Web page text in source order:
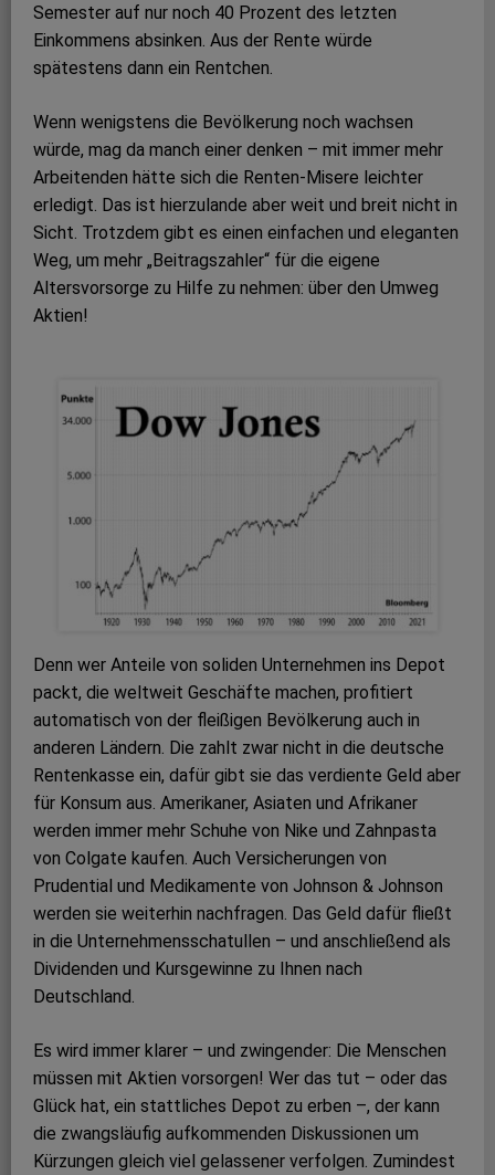
Semester auf nur noch 40 Prozent des letzten
Einkommens absinken. Aus der Rente würde
spätestens dann ein Rentchen.
Wenn wenigstens die Bevölkerung noch wachsen
würde, mag da manch einer denken – mit immer mehr
Arbeitenden hätte sich die Renten-Misere leichter
erledigt. Das ist hierzulande aber weit und breit nicht in
Sicht. Trotzdem gibt es einen einfachen und eleganten
Weg, um mehr „Beitragszahler“ für die eigene
Altersvorsorge zu Hilfe zu nehmen: über den Umweg
Aktien!
Denn wer Anteile von soliden Unternehmen ins Depot
packt, die weltweit Geschäfte machen, profitiert
automatisch von der fleißigen Bevölkerung auch in
anderen Ländern. Die zahlt zwar nicht in die deutsche
Rentenkasse ein, dafür gibt sie das verdiente Geld aber
für Konsum aus. Amerikaner, Asiaten und Afrikaner
werden immer mehr Schuhe von Nike und Zahnpasta
von Colgate kaufen. Auch Versicherungen von
Prudential und Medikamente von Johnson & Johnson
werden sie weiterhin nachfragen. Das Geld dafür fließt
in die Unternehmensschatullen – und anschließend als
Dividenden und Kursgewinne zu Ihnen nach
Deutschland.
Es wird immer klarer – und zwingender: Die Menschen
müssen mit Aktien vorsorgen! Wer das tut – oder das
Glück hat, ein stattliches Depot zu erben –, der kann
die zwangsläufig aufkommenden Diskussionen um
Kürzungen gleich viel gelassener verfolgen. Zumindest